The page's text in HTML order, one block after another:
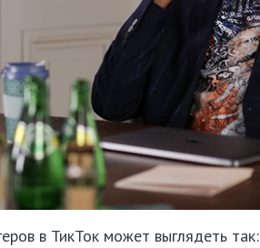
в ТикТок может выглядеть так: